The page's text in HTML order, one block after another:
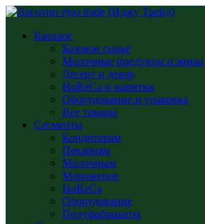
Каталог
Базовое сырьё
Молочные продукты и жиры
Десерт и декор
HoReCa и напитки
Оборудование и упаковка
Все товары
Сегменты
Кондитерам
Пекарням
Молочным
Мороженое
HoReCa
Оборудование
Полуфабрикаты